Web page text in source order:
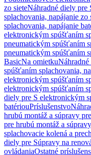
zo sieteNáhradné diely pre
splachovania, napájanie zo
splachovania, napájanie
elektronickým spúšťaním
pneumatickým spúšťaním
pneumatickým spúšťaním
BasicNa omietku
spúšťaním splachovania,
elektronickým spúšťaním
elektronickým spúšťaním
diely pre S elektronickým
batériouPríslušenstvo
hrubú montáž a súpravy
pre hrubú montáž a
splachovacie kolená a
diely pre Súpravy na
ovládaniaOstatné